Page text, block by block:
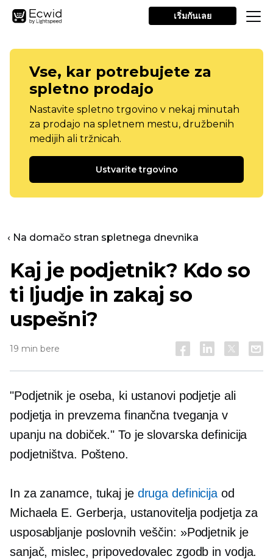
เริ่มกันเลย
Vse, kar potrebujete za
spletno prodajo
Nastavite spletno trgovino v nekaj minutah
za prodajo na spletnem mestu, družbenih
medijih ali tržnicah.
Ustvarite trgovino
‹ Na domačo stran spletnega dnevnika
Kaj je podjetnik? Kdo so
ti ljudje in zakaj so
uspešni?
19 min bere
"Podjetnik je oseba, ki ustanovi podjetje ali
podjetja in prevzema finančna tveganja v
upanju na dobiček." To je slovarska definicija
podjetništva. Pošteno.
In za zanamce, tukaj je druga definicija od
Michaela E. Gerberja, ustanovitelja podjetja za
usposabljanje poslovnih veščin: »Podjetnik je
sanjač, ​​mislec, pripovedovalec zgodb in vodja.